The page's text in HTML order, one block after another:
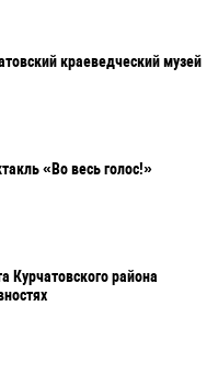
краеведческий музей
«Во весь голос!»
Курчатовского района